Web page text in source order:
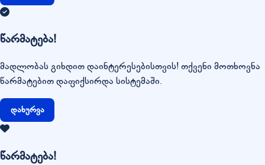
წარმატება!
მადლობას გიხდით დაინტერესებისთვის! თქვენი მოთხოვნა
წარმატებით დაფიქსირდა სისტემაში.
დახურვა
წარმატება!